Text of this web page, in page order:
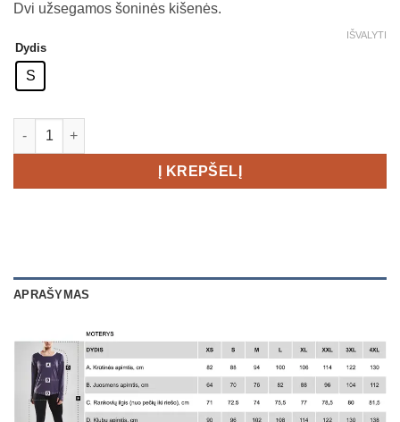
Dvi užsegamos šoninės kišenės.
Dydis
S
IŠVALYTI
produkto kiekis: Craft ADV Charge Wind Jacket Women's
Į KREPŠELĮ
APRAŠYMAS